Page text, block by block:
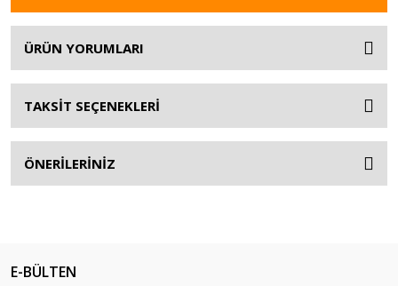
ÜRÜN YORUMLARI
TAKSİT SEÇENEKLERİ
ÖNERİLERİNİZ
E-BÜLTEN